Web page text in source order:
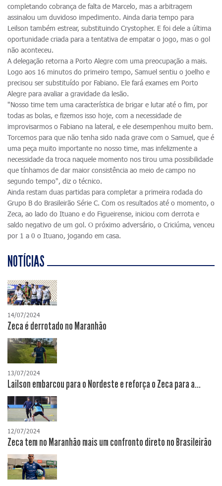
completando cobrança de falta de Marcelo, mas a arbitragem
assinalou um duvidoso impedimento. Ainda daria tempo para
Leilson também estrear, substituindo Crystopher. E foi dele a última
oportunidade criada para a tentativa de empatar o jogo, mas o gol
não aconteceu.
A delegação retorna a Porto Alegre com uma preocupação a mais.
Logo aos 16 minutos do primeiro tempo, Samuel sentiu o joelho e
precisou ser substituído por Fabiano. Ele fará exames em Porto
Alegre para avaliar a gravidade da lesão.
"Nosso time tem uma característica de brigar e lutar até o fim, por
todas as bolas, e fizemos isso hoje, com a necessidade de
improvisarmos o Fabiano na lateral, e ele desempenhou muito bem.
Torcemos para que não tenha sido nada grave com o Samuel, que é
uma peça muito importante no nosso time, mas infelizmente a
necessidade da troca naquele momento nos tirou uma possibilidade
que tínhamos de dar maior consistência ao meio de campo no
segundo tempo", diz o técnico.
Ainda restam duas partidas para completar a primeira rodada do
Grupo B do Brasileirão Série C. Com os resultados até o momento, o
Zeca, ao lado do Ituano e do Figueirense, iniciou com derrota e
saldo negativo de um gol. O próximo adversário, o Criciúma, venceu
por 1 a 0 o Ituano, jogando em casa.
NOTÍCIAS
14/07/2024
Zeca é derrotado no Maranhão
13/07/2024
Lailson embarcou para o Nordeste e reforça o Zeca para a...
12/07/2024
Zeca tem no Maranhão mais um confronto direto no Brasileirão